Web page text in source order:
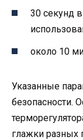
30 секунд
около 10
Указанные
безопасности.
глажки разных